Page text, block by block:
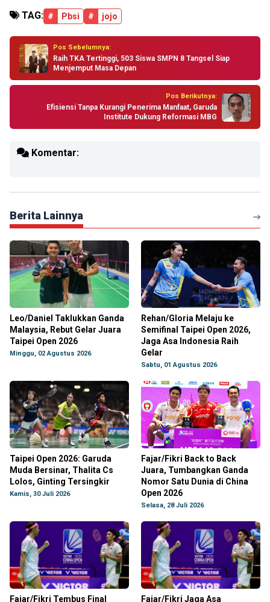
TAG: # Pbsi # jojo
Pos Sebelumnya:
Raih TKA Tertinggi, 503 Siswa SMPN 8 Tangsel Siap
Menjemput Masa Depan
Pos Berikutnya:
Efisiensi Tanpa Kurangi Penerima Manfaat, Garuda
Institute Dukung Reformasi MBG
Komentar:
Berita Lainnya
Leo/Daniel Taklukkan Ganda
Malaysia, Rebut Gelar Juara
Taipei Open 2026
Minggu, 02 Agustus 2026
Rehan/Gloria Melaju ke
Semifinal Taipei Open 2026,
Jaga Asa Indonesia Raih
Gelar
Sabtu, 01 Agustus 2026
Taipei Open 2026: Garuda
Muda Bersinar, Thalita Cs
Lolos, Ginting Tersingkir
Kamis, 30 Juli 2026
Fajar/Fikri Back to Back
Juara, Tumbangkan Ganda
Nomor Satu Dunia di China
Open 2026
Selasa, 28 Juli 2026
Fajar/Fikri Tembus Final Fajar/Fikri Jaga Asa